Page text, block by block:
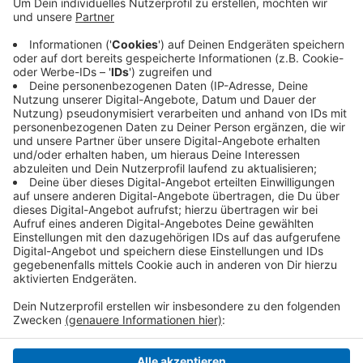
Mit dem Geld können etwa 5.000 Tablets für das
Homeschooling angeschafft werden. Damit will die
Stadt Krefeld benachteiligten Schülern den Unterricht
von zuhause zu ermöglichen.
Anzeige
Anzeige